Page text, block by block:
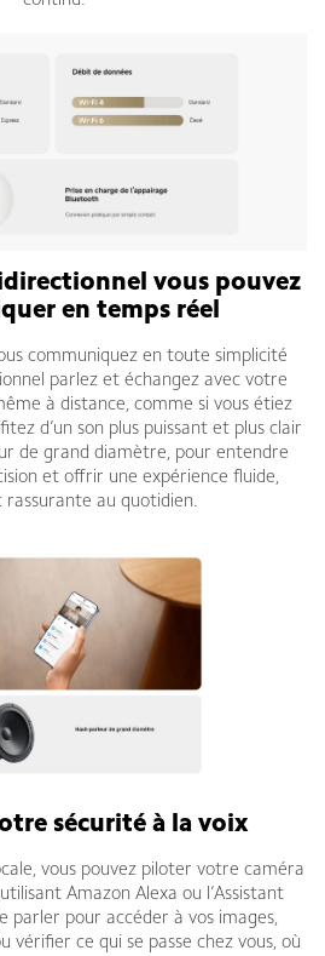
vous pouvez
en temps réel
communiquez en toute simplicité
parlez et échangez avec votre
à distance, comme si vous étiez
d’un son plus puissant et plus clair
de grand diamètre, pour entendre
et offrir une expérience fluide,
rassurante au quotidien.
sécurité à la voix
vous pouvez piloter votre caméra
Amazon Alexa ou l’Assistant
parler pour accéder à vos images,
vérifier ce qui se passe chez vous, où